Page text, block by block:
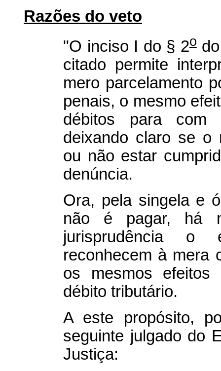
Razões do veto
"O inciso I do § 2odo
citado permite
mero parcelamento
penais, o mesmo
débitos para com
deixando claro se o
ou não estar
denúncia.
Ora, pela singela e
não é pagar, há
jurisprudência o
reconhecem à mera
os mesmos efeitos
débito tributário.
A este propósito,
seguinte julgado do
Justiça: